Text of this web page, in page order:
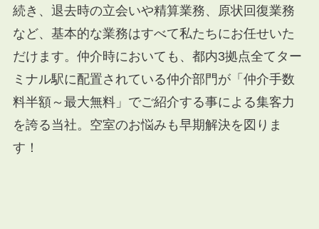
続き、退去時の立会いや精算業務、原状回復業務
など、基本的な業務はすべて私たちにお任せいた
だけます。仲介時においても、都内3拠点全てター
ミナル駅に配置されている仲介部門が「仲介手数
料半額～最大無料」でご紹介する事による集客力
を誇る当社。空室のお悩みも早期解決を図りま
す！